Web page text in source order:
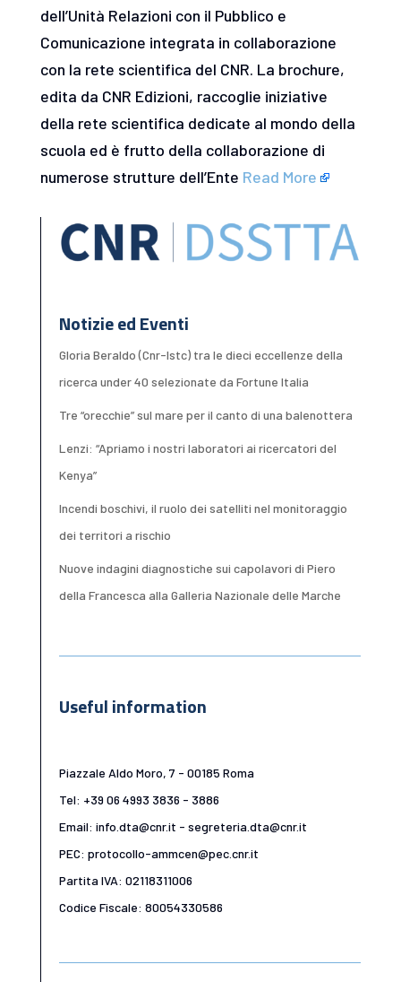
dell’Unità Relazioni con il Pubblico e
Comunicazione integrata in collaborazione
con la rete scientifica del CNR. La brochure,
edita da CNR Edizioni, raccoglie iniziative
della rete scientifica dedicate al mondo della
scuola ed è frutto della collaborazione di
numerose strutture dell’Ente Read More
Notizie ed Eventi
Gloria Beraldo (Cnr-Istc) tra le dieci eccellenze della
ricerca under 40 selezionate da Fortune Italia
Tre “orecchie” sul mare per il canto di una balenottera
Lenzi: “Apriamo i nostri laboratori ai ricercatori del
Kenya”
Incendi boschivi, il ruolo dei satelliti nel monitoraggio
dei territori a rischio
Nuove indagini diagnostiche sui capolavori di Piero
della Francesca alla Galleria Nazionale delle Marche
Useful information
Piazzale Aldo Moro, 7 - 00185 Roma
Tel: +39 06 4993 3836 - 3886
Email: info.dta@cnr.it - segreteria.dta@cnr.it
PEC: protocollo-ammcen@pec.cnr.it
Partita IVA: 02118311006
Codice Fiscale: 80054330586